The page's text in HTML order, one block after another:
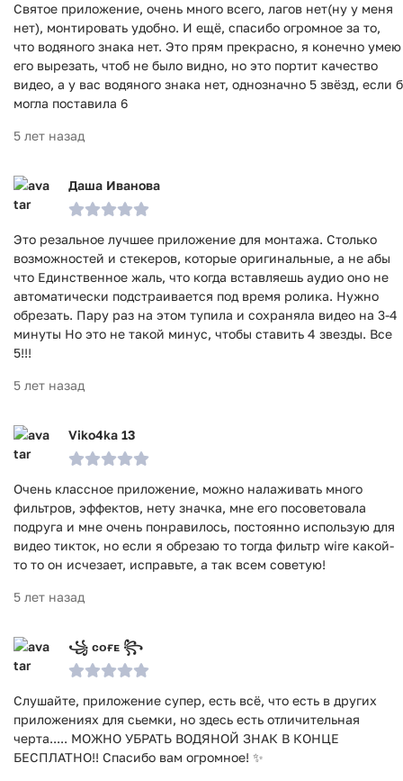
Святое приложение, очень много всего, лагов нет(ну у меня
нет), монтировать удобно. И ещё, спасибо огромное за то,
что водяного знака нет. Это прям прекрасно, я конечно умею
его вырезать, чтоб не было видно, но это портит качество
видео, а у вас водяного знака нет, однозначно 5 звёзд, если б
могла поставила 6
5 лет назад
Даша Иванова
Это резальное лучшее приложение для монтажа. Столько
возможностей и стекеров, которые оригинальные, а не абы
что Единственное жаль, что когда вставляешь аудио оно не
автоматически подстраивается под время ролика. Нужно
обрезать. Пару раз на этом тупила и сохраняла видео на 3-4
минуты Но это не такой минус, чтобы ставить 4 звезды. Все
5!!!
5 лет назад
Viko4ka 13
Очень классное приложение, можно налаживать много
фильтров, эффектов, нету значка, мне его посоветовала
подруга и мне очень понравилось, постоянно использую для
видео тикток, но если я обрезаю то тогда фильтр wire какой-
то то он исчезает, исправьте, а так всем советую!
5 лет назад
꧁ ᴄᴏғᴇ ꧂
Слушайте, приложение супер, есть всё, что есть в других
приложениях для сьемки, но здесь есть отличительная
черта..... МОЖНО УБРАТЬ ВОДЯНОЙ ЗНАК В КОНЦЕ
БЕСПЛАТНО!! Спасибо вам огромное! ✨